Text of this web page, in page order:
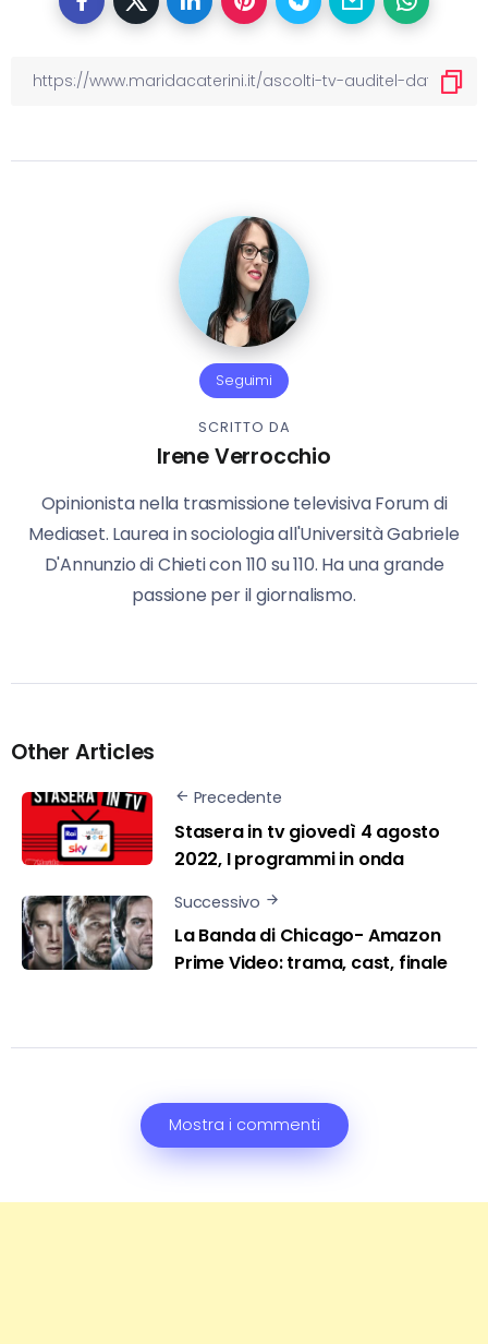
Seguimi
SCRITTO DA
Irene Verrocchio
Opinionista nella trasmissione televisiva Forum di
Mediaset. Laurea in sociologia all'Università Gabriele
D'Annunzio di Chieti con 110 su 110. Ha una grande
passione per il giornalismo.
Other Articles
Precedente
Stasera in tv giovedì 4 agosto
2022, I programmi in onda
Successivo
La Banda di Chicago- Amazon
Prime Video: trama, cast, finale
Mostra i commenti